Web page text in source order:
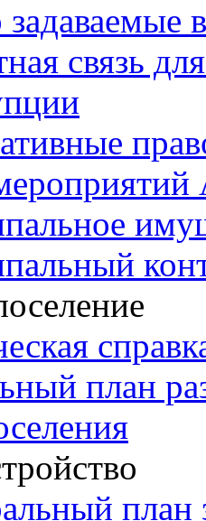
задаваемые
связь
план
план